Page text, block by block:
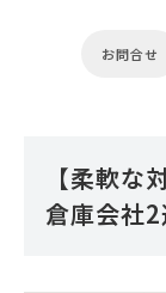
お問合せ
【柔軟な
倉庫会社2